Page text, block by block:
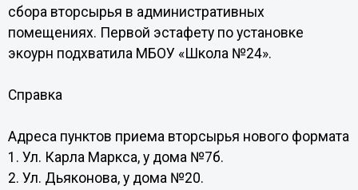
сбора вторсырья в административных
помещениях. Первой эстафету по установке
экоурн подхватила МБОУ «Школа №24».
Справка
Адреса пунктов приема вторсырья нового формата
1. Ул. Карла Маркса, у дома №7б.
2. Ул. Дьяконова, у дома №20.